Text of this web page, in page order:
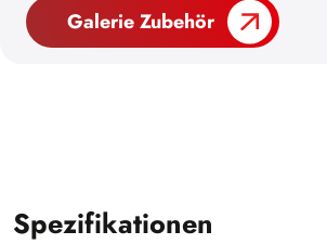
Galerie Zubehör
Spezifikationen